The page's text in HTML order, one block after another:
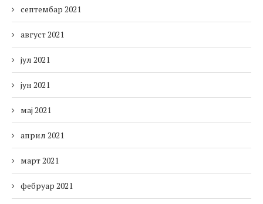
септембар 2021
август 2021
јул 2021
јун 2021
мај 2021
април 2021
март 2021
фебруар 2021